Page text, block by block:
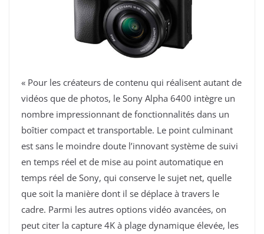
« Pour les créateurs de contenu qui réalisent autant de
vidéos que de photos, le Sony Alpha 6400 intègre un
nombre impressionnant de fonctionnalités dans un
boîtier compact et transportable. Le point culminant
est sans le moindre doute l’innovant système de suivi
en temps réel et de mise au point automatique en
temps réel de Sony, qui conserve le sujet net, quelle
que soit la manière dont il se déplace à travers le
cadre. Parmi les autres options vidéo avancées, on
peut citer la capture 4K à plage dynamique élevée, les